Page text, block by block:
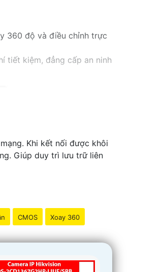
360 độ và điều chỉnh trực
tiết kiệm, đẳng cấp an ninh
Khi kết nối được khôi
Giúp duy trì lưu trữ liên
CMOS Xoay 360